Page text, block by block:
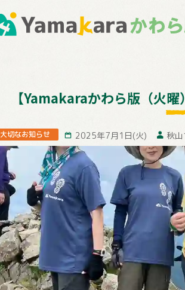
【Yamakaraかわら版（火
大切なお知らせ 2025年7月1日(火) 秋